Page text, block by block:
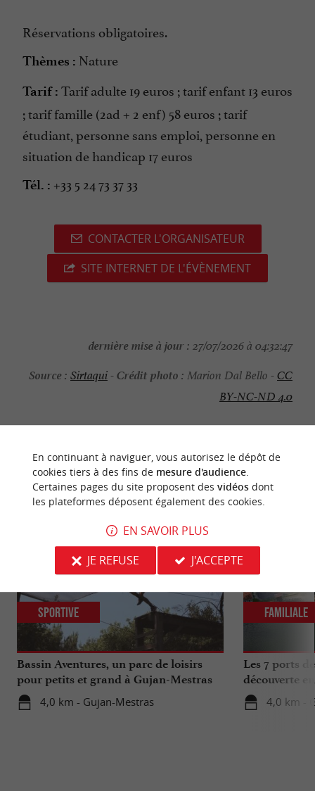
Réservations obligatoires.
Thèmes : Nature
Tarif : Tarif adulte 19 euros ; tarif enfant 13 euros
; tarif famille (2ad + 2 enf) 58 euros ; tarif
étudiant, personne sans emploi, personne en
situation de handicap 17 euros
Tél. : +33 5 24 73 37 33
CONTACTER L'ORGANISATEUR
SITE INTERNET DE L'ÉVÈNEMENT
dernière mise à jour : 27/07/2026 à 04:32:47
Source : Sirtaqui-Crédit photo : Marion Dal Bello -CC
BY-NC-ND 4.0
NOUS AVONS TESTÉPOUR VOUS
Bassin Aventures, un parc de loisirs
pour petits et grand à Gujan-Mestras
4,0 km - Gujan-Mestras
Sportive
Les 7 ports
découverte
4,0 km -
Familiale
En continuant à naviguer, vous autorisez le dépôt de
cookies tiers à des fins de mesure d'audience.
Certaines pages du site proposent des vidéosdont
les plateformes déposent également des cookies.
EN SAVOIR PLUS
JE REFUSE
J'ACCEPTE